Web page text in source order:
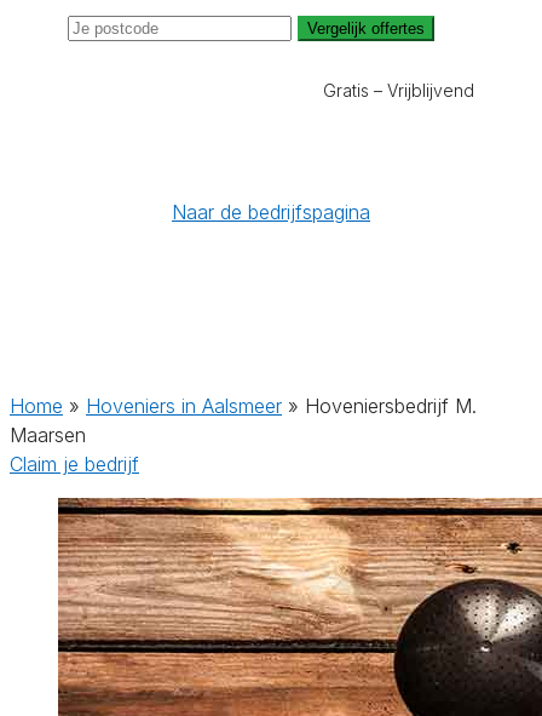
Vergelijk offertes
Gratis – Vrijblijvend
Naar de bedrijfspagina
Home » Hoveniers in Aalsmeer » Hoveniersbedrijf M.
Maarsen
Claim je bedrijf